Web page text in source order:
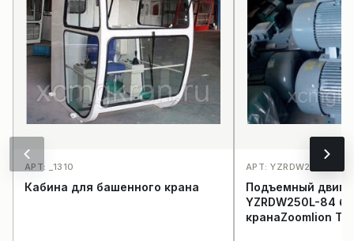
АРТ: _1310
Кабина для башенного крана
АРТ: YZRDW250L-8/
Подъемный
YZRDW250L-84 башенного
кранаZoomlion